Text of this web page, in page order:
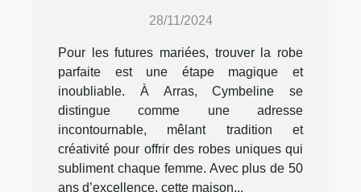
28/11/2024
Pour les futures mariées, trouver la robe
parfaite est une étape magique et
inoubliable. À Arras, Cymbeline se
distingue comme une adresse
incontournable, mêlant tradition et
créativité pour offrir des robes uniques qui
subliment chaque femme. Avec plus de 50
ans d’excellence, cette maison...